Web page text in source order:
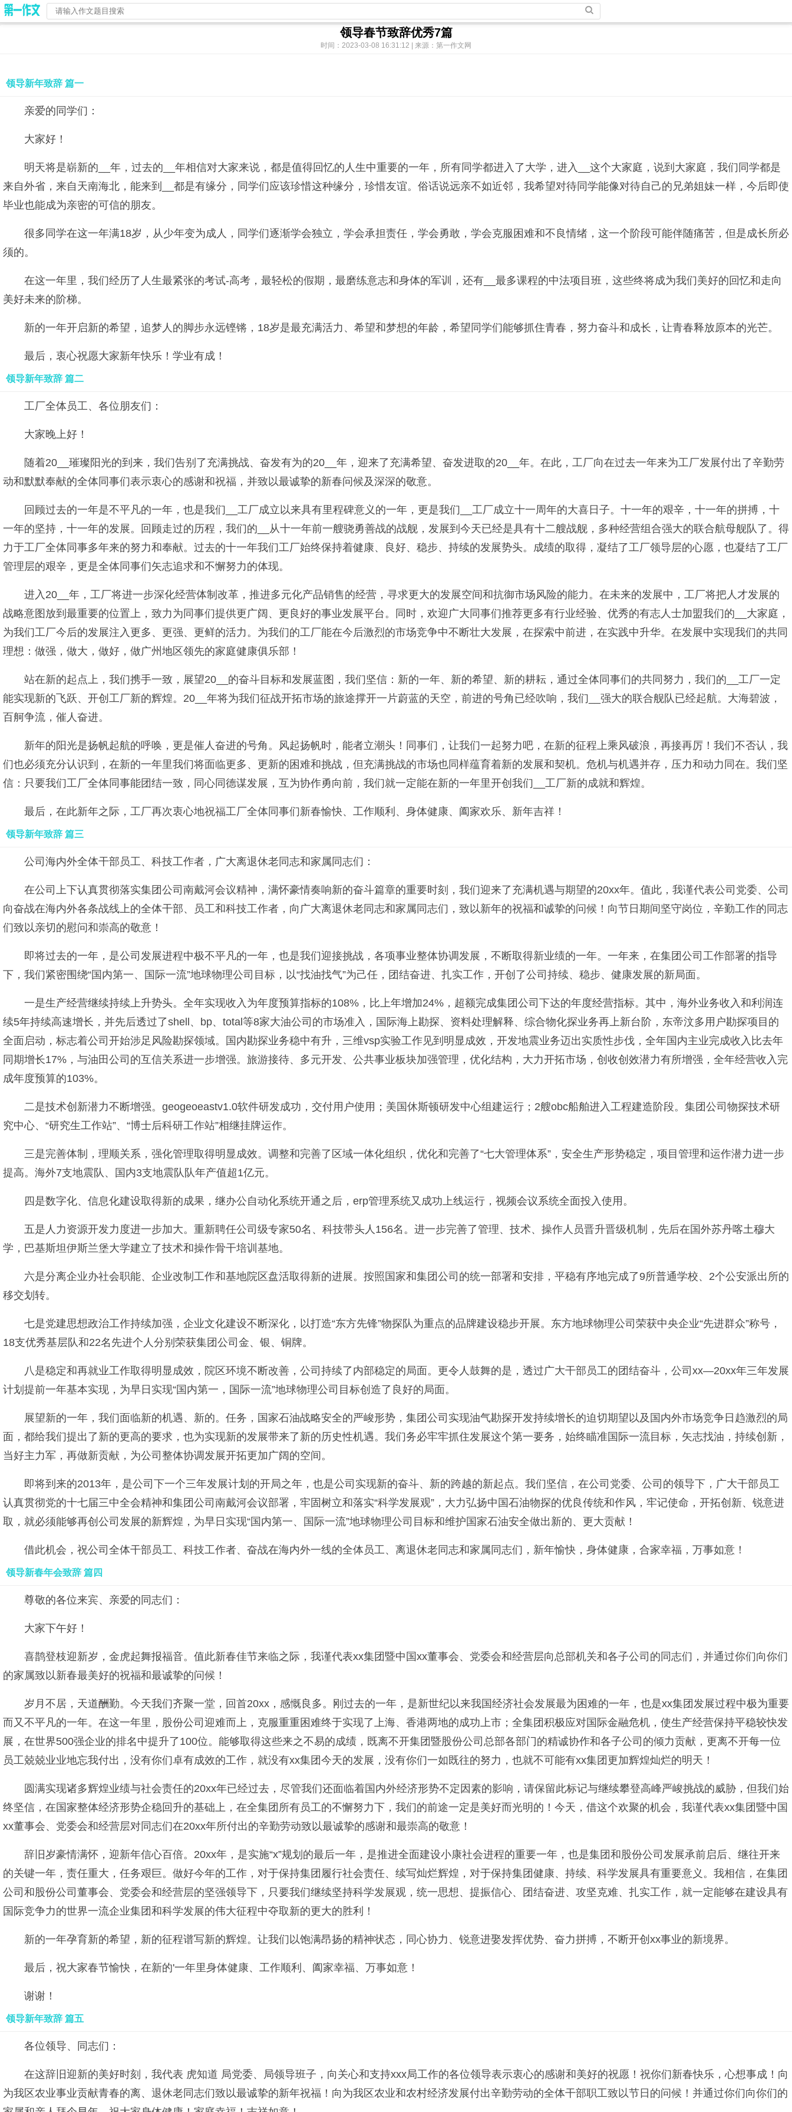
领导春节致辞优秀7篇
时间：2023-03-08 16:31:12 | 来源：第一作文网
领导新年致辞 篇一
亲爱的同学们：
大家好！
明天将是崭新的__年，过去的__年相信对大家来说，都是值得回忆的人生中重要的一年，所有同学都进入了大学，进入__这个大家庭，说到大家庭，我们同学都是
来自外省，来自天南海北，能来到__都是有缘分，同学们应该珍惜这种缘分，珍惜友谊。俗话说远亲不如近邻，我希望对待同学能像对待自己的兄弟姐妹一样，今后即使
毕业也能成为亲密的可信的朋友。
很多同学在这一年满18岁，从少年变为成人，同学们逐渐学会独立，学会承担责任，学会勇敢，学会克服困难和不良情绪，这一个阶段可能伴随痛苦，但是成长所必
须的。
在这一年里，我们经历了人生最紧张的考试-高考，最轻松的假期，最磨练意志和身体的军训，还有__最多课程的中法项目班，这些终将成为我们美好的回忆和走向
美好未来的阶梯。
新的一年开启新的希望，追梦人的脚步永远铿锵，18岁是最充满活力、希望和梦想的年龄，希望同学们能够抓住青春，努力奋斗和成长，让青春释放原本的光芒。
最后，衷心祝愿大家新年快乐！学业有成！
领导新年致辞 篇二
工厂全体员工、各位朋友们：
大家晚上好！
随着20__璀璨阳光的到来，我们告别了充满挑战、奋发有为的20__年，迎来了充满希望、奋发进取的20__年。在此，工厂向在过去一年来为工厂发展付出了辛勤劳
动和默默奉献的全体同事们表示衷心的感谢和祝福，并致以最诚挚的新春问候及深深的敬意。
回顾过去的一年是不平凡的一年，也是我们__工厂成立以来具有里程碑意义的一年，更是我们__工厂成立十一周年的大喜日子。十一年的艰辛，十一年的拼搏，十
一年的坚持，十一年的发展。回顾走过的历程，我们的__从十一年前一艘骁勇善战的战舰，发展到今天已经是具有十二艘战舰，多种经营组合强大的联合航母舰队了。得
力于工厂全体同事多年来的努力和奉献。过去的十一年我们工厂始终保持着健康、良好、稳步、持续的发展势头。成绩的取得，凝结了工厂领导层的心愿，也凝结了工厂
管理层的艰辛，更是全体同事们矢志追求和不懈努力的体现。
进入20__年，工厂将进一步深化经营体制改革，推进多元化产品销售的经营，寻求更大的发展空间和抗御市场风险的能力。在未来的发展中，工厂将把人才发展的
战略意图放到最重要的位置上，致力为同事们提供更广阔、更良好的事业发展平台。同时，欢迎广大同事们推荐更多有行业经验、优秀的有志人士加盟我们的__大家庭，
为我们工厂今后的发展注入更多、更强、更鲜的活力。为我们的工厂能在今后激烈的市场竞争中不断壮大发展，在探索中前进，在实践中升华。在发展中实现我们的共同
理想：做强，做大，做好，做广州地区领先的家庭健康俱乐部！
站在新的起点上，我们携手一致，展望20__的奋斗目标和发展蓝图，我们坚信：新的一年、新的希望、新的耕耘，通过全体同事们的共同努力，我们的__工厂一定
能实现新的飞跃、开创工厂新的辉煌。20__年将为我们征战开拓市场的旅途撑开一片蔚蓝的天空，前进的号角已经吹响，我们__强大的联合舰队已经起航。大海碧波，
百舸争流，催人奋进。
新年的阳光是扬帆起航的呼唤，更是催人奋进的号角。风起扬帆时，能者立潮头！同事们，让我们一起努力吧，在新的征程上乘风破浪，再接再厉！我们不否认，我
们也必须充分认识到，在新的一年里我们将面临更多、更新的困难和挑战，但充满挑战的市场也同样蕴育着新的发展和契机。危机与机遇并存，压力和动力同在。我们坚
信：只要我们工厂全体同事能团结一致，同心同德谋发展，互为协作勇向前，我们就一定能在新的一年里开创我们__工厂新的成就和辉煌。
最后，在此新年之际，工厂再次衷心地祝福工厂全体同事们新春愉快、工作顺利、身体健康、阖家欢乐、新年吉祥！
领导新年致辞 篇三
公司海内外全体干部员工、科技工作者，广大离退休老同志和家属同志们：
在公司上下认真贯彻落实集团公司南戴河会议精神，满怀豪情奏响新的奋斗篇章的重要时刻，我们迎来了充满机遇与期望的20xx年。值此，我谨代表公司党委、公司
向奋战在海内外各条战线上的全体干部、员工和科技工作者，向广大离退休老同志和家属同志们，致以新年的祝福和诚挚的问候！向节日期间坚守岗位，辛勤工作的同志
们致以亲切的慰问和崇高的敬意！
即将过去的一年，是公司发展进程中极不平凡的一年，也是我们迎接挑战，各项事业整体协调发展，不断取得新业绩的一年。一年来，在集团公司工作部署的指导
下，我们紧密围绕“国内第一、国际一流”地球物理公司目标，以“找油找气”为己任，团结奋进、扎实工作，开创了公司持续、稳步、健康发展的新局面。
一是生产经营继续持续上升势头。全年实现收入为年度预算指标的108%，比上年增加24%，超额完成集团公司下达的年度经营指标。其中，海外业务收入和利润连
续5年持续高速增长，并先后透过了shell、bp、total等8家大油公司的市场准入，国际海上勘探、资料处理解释、综合物化探业务再上新台阶，东帝汶多用户勘探项目的
全面启动，标志着公司开始涉足风险勘探领域。国内勘探业务稳中有升，三维vsp实验工作见到明显成效，开发地震业务迈出实质性步伐，全年国内主业完成收入比去年
同期增长17%，与油田公司的互信关系进一步增强。旅游接待、多元开发、公共事业板块加强管理，优化结构，大力开拓市场，创收创效潜力有所增强，全年经营收入完
成年度预算的103%。
二是技术创新潜力不断增强。geogeoeastv1.0软件研发成功，交付用户使用；美国休斯顿研发中心组建运行；2艘obc船舶进入工程建造阶段。集团公司物探技术研
究中心、“研究生工作站”、“博士后科研工作站”相继挂牌运作。
三是完善体制，理顺关系，强化管理取得明显成效。调整和完善了区域一体化组织，优化和完善了“七大管理体系”，安全生产形势稳定，项目管理和运作潜力进一步
提高。海外7支地震队、国内3支地震队队年产值超1亿元。
四是数字化、信息化建设取得新的成果，继办公自动化系统开通之后，erp管理系统又成功上线运行，视频会议系统全面投入使用。
五是人力资源开发力度进一步加大。重新聘任公司级专家50名、科技带头人156名。进一步完善了管理、技术、操作人员晋升晋级机制，先后在国外苏丹喀土穆大
学，巴基斯坦伊斯兰堡大学建立了技术和操作骨干培训基地。
六是分离企业办社会职能、企业改制工作和基地院区盘活取得新的进展。按照国家和集团公司的统一部署和安排，平稳有序地完成了9所普通学校、2个公安派出所的
移交划转。
七是党建思想政治工作持续加强，企业文化建设不断深化，以打造“东方先锋”物探队为重点的品牌建设稳步开展。东方地球物理公司荣获中央企业“先进群众”称号，
18支优秀基层队和22名先进个人分别荣获集团公司金、银、铜牌。
八是稳定和再就业工作取得明显成效，院区环境不断改善，公司持续了内部稳定的局面。更令人鼓舞的是，透过广大干部员工的团结奋斗，公司xx—20xx年三年发展
计划提前一年基本实现，为早日实现“国内第一，国际一流”地球物理公司目标创造了良好的局面。
展望新的一年，我们面临新的机遇、新的。任务，国家石油战略安全的严峻形势，集团公司实现油气勘探开发持续增长的迫切期望以及国内外市场竞争日趋激烈的局
面，都给我们提出了新的更高的要求，也为实现新的发展带来了新的历史性机遇。我们务必牢牢抓住发展这个第一要务，始终瞄准国际一流目标，矢志找油，持续创新，
当好主力军，再做新贡献，为公司整体协调发展开拓更加广阔的空间。
即将到来的2013年，是公司下一个三年发展计划的开局之年，也是公司实现新的奋斗、新的跨越的新起点。我们坚信，在公司党委、公司的领导下，广大干部员工
认真贯彻党的十七届三中全会精神和集团公司南戴河会议部署，牢固树立和落实“科学发展观”，大力弘扬中国石油物探的优良传统和作风，牢记使命，开拓创新、锐意进
取，就必须能够再创公司发展的新辉煌，为早日实现“国内第一、国际一流”地球物理公司目标和维护国家石油安全做出新的、更大贡献！
借此机会，祝公司全体干部员工、科技工作者、奋战在海内外一线的全体员工、离退休老同志和家属同志们，新年愉快，身体健康，合家幸福，万事如意！
领导新春年会致辞 篇四
尊敬的各位来宾、亲爱的同志们：
大家下午好！
喜鹊登枝迎新岁，金虎起舞报福音。值此新春佳节来临之际，我谨代表xx集团暨中国xx董事会、党委会和经营层向总部机关和各子公司的同志们，并通过你们向你们
的家属致以新春最美好的祝福和最诚挚的问候！
岁月不居，天道酬勤。今天我们齐聚一堂，回首20xx，感慨良多。刚过去的一年，是新世纪以来我国经济社会发展最为困难的一年，也是xx集团发展过程中极为重要
而又不平凡的一年。在这一年里，股份公司迎难而上，克服重重困难终于实现了上海、香港两地的成功上市；全集团积极应对国际金融危机，使生产经营保持平稳较快发
展，在世界500强企业的排名中提升了100位。能够取得这些来之不易的成绩，既离不开集团暨股份公司总部各部门的精诚协作和各子公司的倾力贡献，更离不开每一位
员工兢兢业业地忘我付出，没有你们卓有成效的工作，就没有xx集团今天的发展，没有你们一如既往的努力，也就不可能有xx集团更加辉煌灿烂的明天！
圆满实现诸多辉煌业绩与社会责任的20xx年已经过去，尽管我们还面临着国内外经济形势不定因素的影响，请保留此标记与继续攀登高峰严峻挑战的威胁，但我们始
终坚信，在国家整体经济形势企稳回升的基础上，在全集团所有员工的不懈努力下，我们的前途一定是美好而光明的！今天，借这个欢聚的机会，我谨代表xx集团暨中国
xx董事会、党委会和经营层对同志们在20xx年所付出的辛勤劳动致以最诚挚的感谢和最崇高的敬意！
辞旧岁豪情满怀，迎新年信心百倍。20xx年，是实施“x”规划的最后一年，是推进全面建设小康社会进程的重要一年，也是集团和股份公司发展承前启后、继往开来
的关键一年，责任重大，任务艰巨。做好今年的工作，对于保持集团履行社会责任、续写灿烂辉煌，对于保持集团健康、持续、科学发展具有重要意义。我相信，在集团
公司和股份公司董事会、党委会和经营层的坚强领导下，只要我们继续坚持科学发展观，统一思想、提振信心、团结奋进、攻坚克难、扎实工作，就一定能够在建设具有
国际竞争力的世界一流企业集团和科学发展的伟大征程中夺取新的更大的胜利！
新的一年孕育新的希望，新的征程谱写新的辉煌。让我们以饱满昂扬的精神状态，同心协力、锐意进娶发挥优势、奋力拼搏，不断开创xx事业的新境界。
最后，祝大家春节愉快，在新的'一年里身体健康、工作顺利、阖家幸福、万事如意！
谢谢！
领导新年致辞 篇五
各位领导、同志们：
在这辞旧迎新的美好时刻，我代表 虎知道 局党委、局领导班子，向关心和支持xxx局工作的各位领导表示衷心的感谢和美好的祝愿！祝你们新春快乐，心想事成！向
为我区农业事业贡献青春的离、退休老同志们致以最诚挚的新年祝福！向为我区农业和农村经济发展付出辛勤劳动的全体干部职工致以节日的问候！并通过你们向你们的